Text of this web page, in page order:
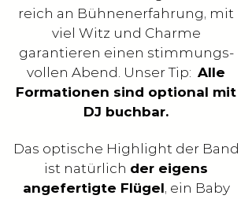
reich an Bühnenerfahrung, mit
viel Witz und Charme
garantieren einen stimmungs-
vollen Abend. Unser Tip: Alle
Formationen sind optional mit
DJ buchbar.
Das optische Highlight der Band
ist natürlich der eigens
angefertigte Flügel, ein Baby